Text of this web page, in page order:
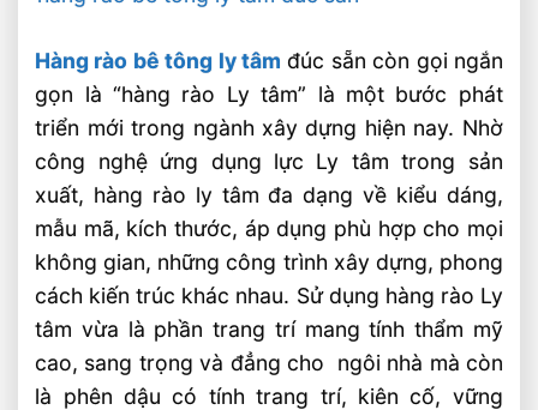
Hàng rào bê tông ly tâm đúc sẵn còn gọi ngắn
gọn là “hàng rào Ly tâm” là một bước phát
triển mới trong ngành xây dựng hiện nay. Nhờ
công nghệ ứng dụng lực Ly tâm trong sản
xuất, hàng rào ly tâm đa dạng về kiểu dáng,
mẫu mã, kích thước, áp dụng phù hợp cho mọi
không gian, những công trình xây dựng, phong
cách kiến trúc khác nhau. Sử dụng hàng rào Ly
tâm vừa là phần trang trí mang tính thẩm mỹ
cao, sang trọng và đẳng cho ngôi nhà mà còn
là phên dậu có tính trang trí, kiên cố, vững